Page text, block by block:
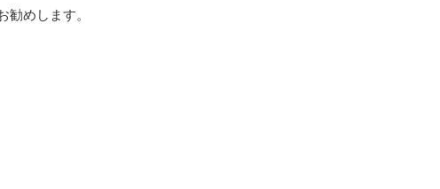
めします。